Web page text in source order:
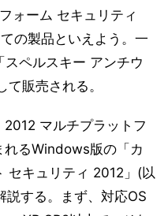
ォーム セキュリティ
の製品といえよう。一
ペルスキー アンチウ
販売される。
マルチプラットフ
れるWindows版の「カ
セキュリティ 2012」(以
説する。まず、対応OS